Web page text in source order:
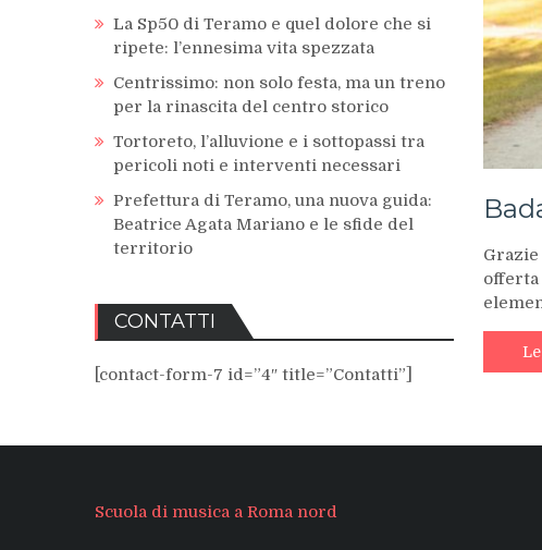
La Sp50 di Teramo e quel dolore che si
ripete: l’ennesima vita spezzata
Centrissimo: non solo festa, ma un treno
per la rinascita del centro storico
Tortoreto, l’alluvione e i sottopassi tra
pericoli noti e interventi necessari
Prefettura di Teramo, una nuova guida:
Beatrice Agata Mariano e le sfide del
territorio
CONTATTI
[contact-form-7 id=”4″ title=”Contatti”]
Scuola di musica a Roma nord